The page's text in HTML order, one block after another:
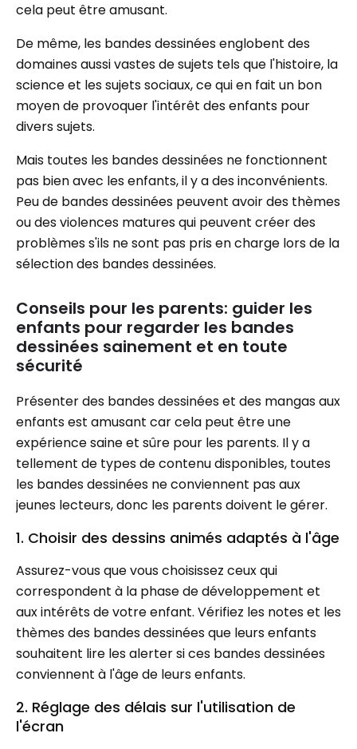
cela peut être amusant.
De même, les bandes dessinées englobent des
domaines aussi vastes de sujets tels que l'histoire, la
science et les sujets sociaux, ce qui en fait un bon
moyen de provoquer l'intérêt des enfants pour
divers sujets.
Mais toutes les bandes dessinées ne fonctionnent
pas bien avec les enfants, il y a des inconvénients.
Peu de bandes dessinées peuvent avoir des thèmes
ou des violences matures qui peuvent créer des
problèmes s'ils ne sont pas pris en charge lors de la
sélection des bandes dessinées.
Conseils pour les parents: guider les
enfants pour regarder les bandes
dessinées sainement et en toute
sécurité
Présenter des bandes dessinées et des mangas aux
enfants est amusant car cela peut être une
expérience saine et sûre pour les parents. Il y a
tellement de types de contenu disponibles, toutes
les bandes dessinées ne conviennent pas aux
jeunes lecteurs, donc les parents doivent le gérer.
1. Choisir des dessins animés adaptés à l'âge
Assurez-vous que vous choisissez ceux qui
correspondent à la phase de développement et
aux intérêts de votre enfant. Vérifiez les notes et les
thèmes des bandes dessinées que leurs enfants
souhaitent lire les alerter si ces bandes dessinées
conviennent à l'âge de leurs enfants.
2. Réglage des délais sur l'utilisation de
l'écran